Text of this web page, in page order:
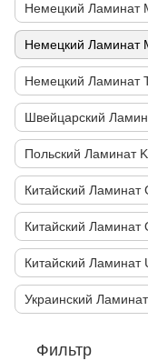
Немецкий Ламинат
Немецкий Ламинат
Немецкий Ламинат
Швейцарский
Польский Ламинат
Китайский Ламинат
Китайский Ламинат
Китайский Ламинат
Украинский
Фильтр